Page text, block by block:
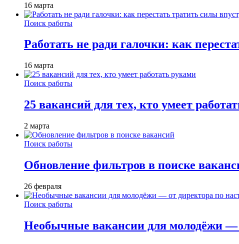
16 марта
Поиск работы
Работать не ради галочки: как
16 марта
Поиск работы
25 вакансий для тех, кто умеет
2 марта
Поиск работы
Обновление фильтров в поиске
26 февраля
Поиск работы
Необычные вакансии для молодёжи —